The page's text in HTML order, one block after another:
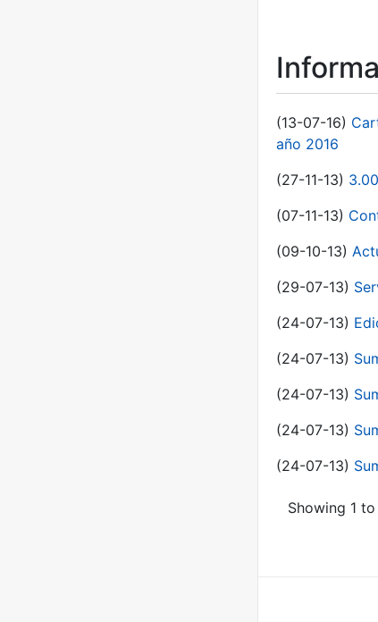
(13-07-16)
año 2016
(27-11-13)
(07-11-13)
(09-10-13)
(29-07-13)
(24-07-13)
(24-07-13)
(24-07-13)
(24-07-13)
(24-07-13)
Showing 1